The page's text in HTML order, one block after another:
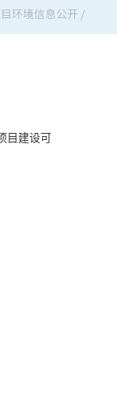
环境信息公开 /
目建设可